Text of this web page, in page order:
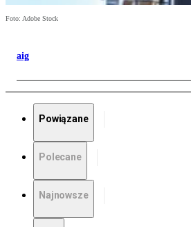
Foto: Adobe Stock
aig
Powiązane
Polecane
Najnowsze